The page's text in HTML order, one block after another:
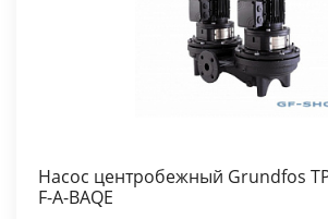
Насос центробежный Grundfos
F-A-BAQE